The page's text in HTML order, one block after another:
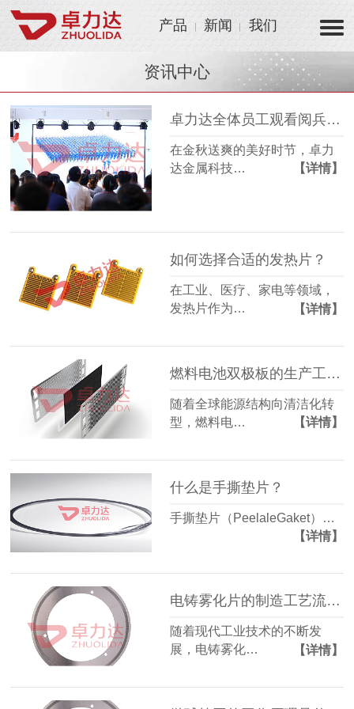
产品 新闻 我们
资讯中心
卓力达全体员工观看阅兵仪式 凝聚爱国情怀激发制造热情！
在金秋送爽的美好时节，卓力
达金属科技…
【详情】
如何选择合适的发热片？
在工业、医疗、家电等领域，
发热片作为…
【详情】
燃料电池双极板的生产工艺有哪些？
随着全球能源结构向清洁化转
型，燃料电…
【详情】
什么是手撕垫片？
手撕垫片（PeelaleGaket）…
【详情】
电铸雾化片的制造工艺流程是怎样的？
随着现代工业技术的不断发
展，电铸雾化…
【详情】